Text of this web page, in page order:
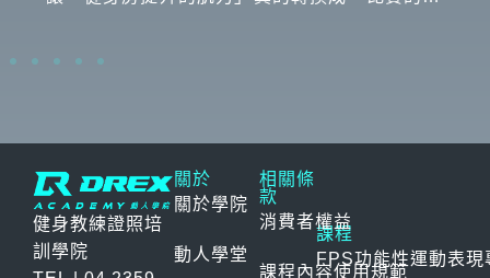
健身教練證照培
訓學院
關於
關於學院
動人學堂
相關條
款
消費者權益
課程內容使用規範
課程
FPS功能性運動表現